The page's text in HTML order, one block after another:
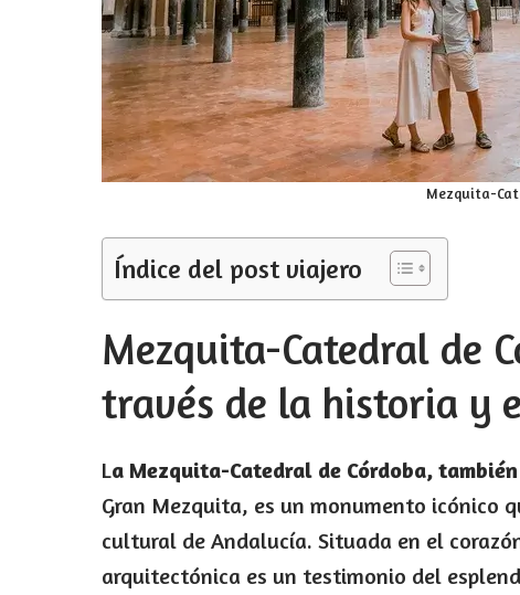
Mezquita-
Índice del post viajero
Mezquita-Catedral de
través de la historia y
La Mezquita-Catedral de Córdoba,
Gran Mezquita, es un monumento icónico
cultural de Andalucía. Situada en el
arquitectónica es un testimonio del